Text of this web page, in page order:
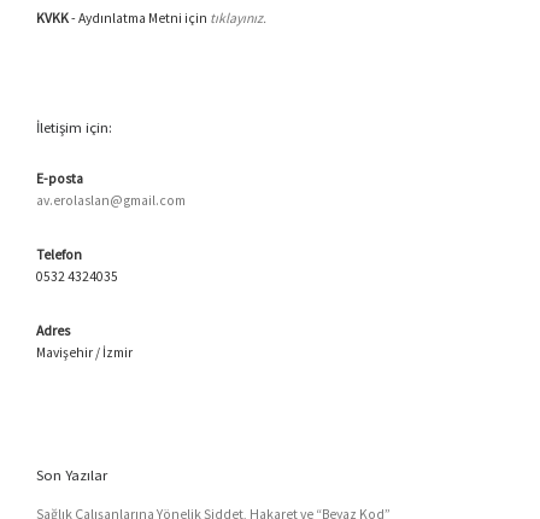
KVKK- Aydınlatma Metni için tıklayınız.
İletişim için:
E-posta
av.erolaslan@gmail.com
Telefon
0532 4324035
Adres
Mavişehir / İzmir
Son Yazılar
Sağlık Çalışanlarına Yönelik Şiddet, Hakaret ve “Beyaz Kod”